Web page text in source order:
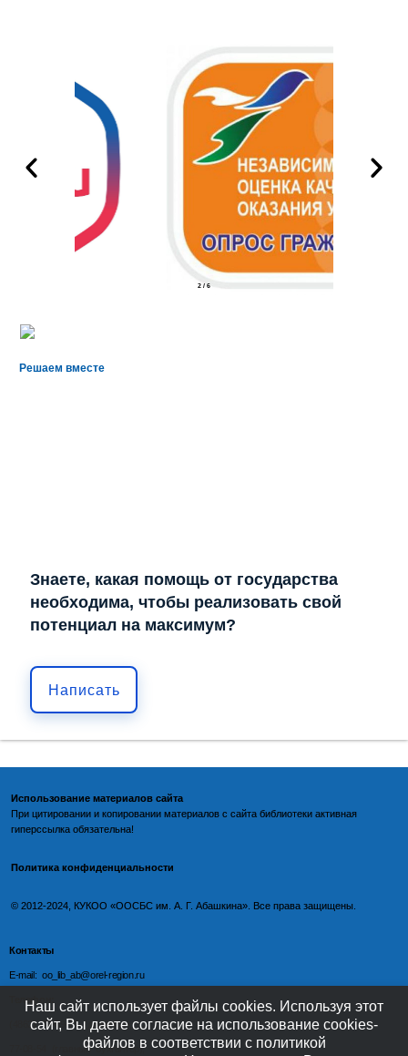
2 / 6
Решаем вместе
Знаете, какая помощь от государства
необходима, чтобы реализовать свой
потенциал на максимум?
Написать
Использование материалов сайта
При цитировании и копировании материалов с сайта библиотеки активная
гиперссылка обязательна!
Политика конфиденциальности
©️ 2012-2024, КУКОО «ООСБС им. А. Г. Абашкина». Все права защищены.
Контакты
E-mail: oo_lib_ab@orel-region.ru
Телефон:
(4862) 77-09-75 (директор),
77-08-54 (главный бухгалтер),
Наш сайт использует файлы cookies. Используя этот
сайт, Вы даете согласие на использование cookies-
файлов в соответствии с политикой